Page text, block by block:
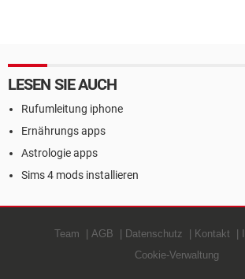
LESEN SIE AUCH
Rufumleitung iphone
Ernährungs apps
Astrologie apps
Sims 4 mods installieren
Team AGB Datenschutz Kontakt
Cookie-Verwaltung